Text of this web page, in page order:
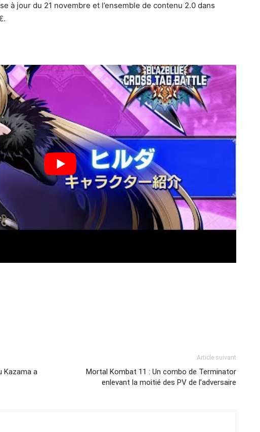
à jour du 21 novembre et l’ensemble de contenu 2.0 dans
Kazama a
Article suivant
Mortal Kombat 11 : Un combo de Terminator
enlevant la moitié des PV de l’adversaire